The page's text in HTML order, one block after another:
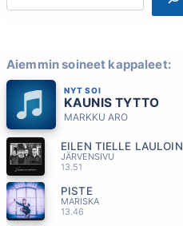
Aiemmin soineet kappaleet:
NYT SOI
KAUNIS TYTTO
MARKKU ARO
EILEN TIELLE LAULOIN
JÄRVENSIVU
13.51
PISTE
MARISKA
13.46